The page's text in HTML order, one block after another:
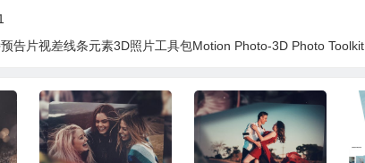
告片视差线条元素3D照片工具包Motion Photo-3D Photo Toolkit